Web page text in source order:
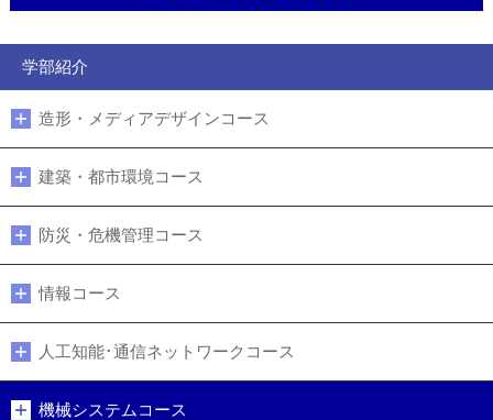
学部紹介
造形・メディアデザインコース
建築・都市環境コース
防災・危機管理コース
情報コース
人工知能･通信ネットワークコース
機械システムコース